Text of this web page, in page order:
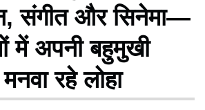
संगीत और सिनेमा—
में अपनी बहुमुखी
रहे लोहा